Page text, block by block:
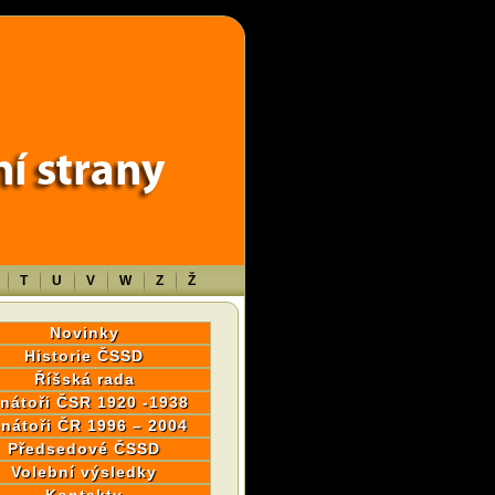
content/themes/sablona/functions.php
T U V W Z Ž
Novinky
Historie ČSSD
Říšská rada
ČSR 1920 -1938
ČR 1996 – 2004
Předsedové ČSSD
Volební výsledky